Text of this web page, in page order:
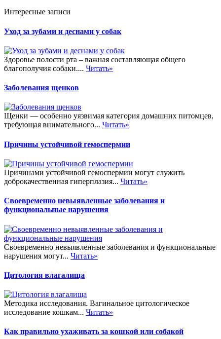
Интересные записи
Уход за зубами и деснами у собак
Здоровье полости рта – важная составляющая общего
благополучия собаки.... Читать»
Заболевания щенков
Щенки — особенно уязвимая категория домашних питомцев,
требующая внимательного... Читать»
Причины устойчивой гемоспермии
Причинами устойчивой гемоспермии могут служить
доброкачественная гиперплазия... Читать»
Своевременно невыявленные заболевания и
функциональные нарушения
Своевременно невыявленные заболевания и функциональные
нарушения могут... Читать»
Цитология влагалища
Методика исследования. Вагинальное цитологическое
исследование кошкам... Читать»
Как правильно ухаживать за кошкой или собакой